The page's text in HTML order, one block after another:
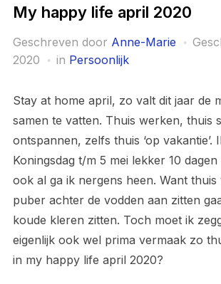
My happy life april 2020
Geschreven door Anne-Marie
2020
in Persoonlijk
Stay at home april, zo valt dit jaar de
samen te vatten. Thuis werken, thuis
ontspannen, zelfs thuis ‘op vakantie’.
Koningsdag t/m 5 mei lekker 10
ook al ga ik nergens heen. Want
puber achter de vodden aan zitten
koude kleren zitten. Toch moet ik
eigenlijk ook wel prima vermaak zo
in my happy life april 2020?